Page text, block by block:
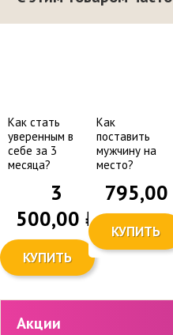
Как стать
уверенным в
себе за 3
месяца?
3
500,00 ₽
КУПИТЬ
Как
поставить
мужчину на
место?
795,00
КУПИТЬ
Акции